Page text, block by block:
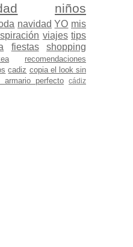
niños
navidad YO mis
viajes tips
fiestas
shopping
recomendaciones
cadiz copia el look sin
armario perfecto
cádiz